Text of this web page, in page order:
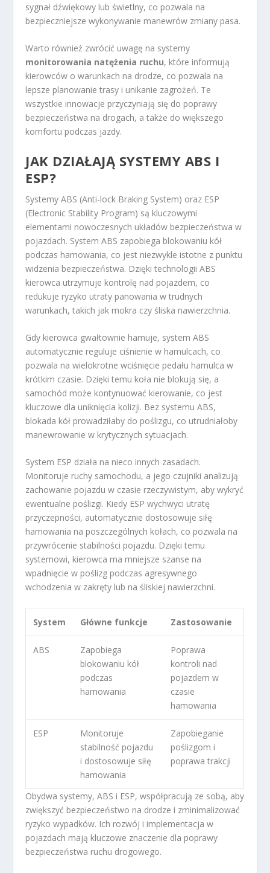
sygnał dźwiękowy lub świetlny, co pozwala na
bezpieczniejsze wykonywanie manewrów zmiany pasa.
Warto również zwrócić uwagę na systemy
monitorowania natężenia ruchu, które informują
kierowców o warunkach na drodze, co pozwala na
lepsze planowanie trasy i unikanie zagrożeń. Te
wszystkie innowacje przyczyniają się do poprawy
bezpieczeństwa na drogach, a także do większego
komfortu podczas jazdy.
JAK DZIAŁAJĄ SYSTEMY ABS I
ESP?
Systemy ABS (Anti-lock Braking System) oraz ESP
(Electronic Stability Program) są kluczowymi
elementami nowoczesnych układów bezpieczeństwa w
pojazdach. System ABS zapobiega blokowaniu kół
podczas hamowania, co jest niezwykle istotne z punktu
widzenia bezpieczeństwa. Dzięki technologii ABS
kierowca utrzymuje kontrolę nad pojazdem, co
redukuje ryzyko utraty panowania w trudnych
warunkach, takich jak mokra czy śliska nawierzchnia.
Gdy kierowca gwałtownie hamuje, system ABS
automatycznie reguluje ciśnienie w hamulcach, co
pozwala na wielokrotne wciśnięcie pedału hamulca w
krótkim czasie. Dzięki temu koła nie blokują się, a
samochód może kontynuować kierowanie, co jest
kluczowe dla uniknięcia kolizji. Bez systemu ABS,
blokada kół prowadziłaby do poślizgu, co utrudniałoby
manewrowanie w krytycznych sytuacjach.
System ESP działa na nieco innych zasadach.
Monitoruje ruchy samochodu, a jego czujniki analizują
zachowanie pojazdu w czasie rzeczywistym, aby wykryć
ewentualne poślizgi. Kiedy ESP wychwyci utratę
przyczepności, automatycznie dostosowuje siłę
hamowania na poszczególnych kołach, co pozwala na
przywrócenie stabilności pojazdu. Dzięki temu
systemowi, kierowca ma mniejsze szanse na
wpadnięcie w poślizg podczas agresywnego
wchodzenia w zakręty lub na śliskiej nawierzchni.
System Główne funkcje Zastosowanie
ABS
Zapobiega
blokowaniu kół
podczas
hamowania
Poprawa
kontroli nad
pojazdem w
czasie
hamowania
ESP
Monitoruje
stabilność pojazdu
i dostosowuje siłę
hamowania
Zapobieganie
poślizgom i
poprawa trakcji
Obydwa systemy, ABS i ESP, współpracują ze sobą, aby
zwiększyć bezpieczeństwo na drodze i zminimalizować
ryzyko wypadków. Ich rozwój i implementacja w
pojazdach mają kluczowe znaczenie dla poprawy
bezpieczeństwa ruchu drogowego.